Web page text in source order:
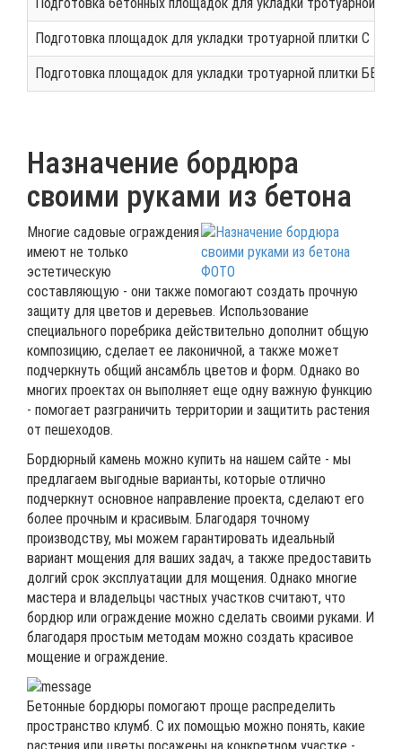
Подготовка площадок для укладки тротуарной плитки С
Подготовка площадок для укладки тротуарной плитки БЕЗ
Назначение бордюра
своими руками из бетона
Многие садовые ограждения
имеют не только
эстетическую
составляющую - они также помогают создать прочную
защиту для цветов и деревьев. Использование
специального поребрика действительно дополнит общую
композицию, сделает ее лаконичной, а также может
подчеркнуть общий ансамбль цветов и форм. Однако во
многих проектах он выполняет еще одну важную функцию
- помогает разграничить территории и защитить растения
от пешеходов.
Бордюрный камень можно купить на нашем сайте - мы
предлагаем выгодные варианты, которые отлично
подчеркнут основное направление проекта, сделают его
более прочным и красивым. Благодаря точному
производству, мы можем гарантировать идеальный
вариант мощения для ваших задач, а также предоставить
долгий срок эксплуатации для мощения. Однако многие
мастера и владельцы частных участков считают, что
бордюр или ограждение можно сделать своими руками. И
благодаря простым методам можно создать красивое
мощение и ограждение.
Бетонные бордюры помогают проще распределить
пространство клумб. С их помощью можно понять, какие